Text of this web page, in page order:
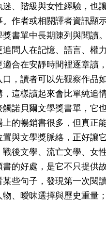
、階級與女性經驗，也
作者或相關譯者資訊顯
書單中長期陳列與閱讀
問人在記憶、語言、權
合在安靜時間裡逐章讀
，讀者可以先觀察作品
這樣讀起來會比單純追
諾貝爾文學獎書單，它
的暢銷書很多，但真正
與文學獎脈絡，正好讓
後文學、流亡文學、女
的好處，是它不只提供
些句子，發現第一次閱
、曖昧選擇與歷史重量